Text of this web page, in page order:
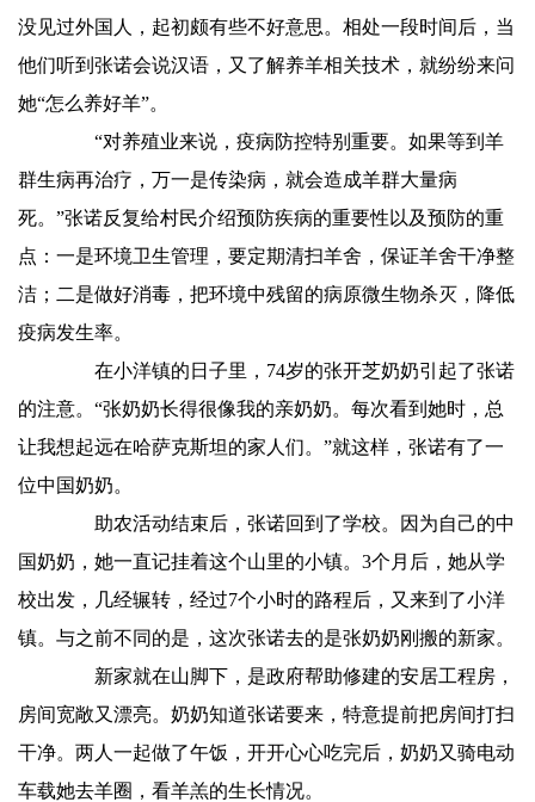
没见过外国人，起初颇有些不好意思。相处一段时间后，当
他们听到张诺会说汉语，又了解养羊相关技术，就纷纷来问
她“怎么养好羊”。
“对养殖业来说，疫病防控特别重要。如果等到羊
群生病再治疗，万一是传染病，就会造成羊群大量病
死。”张诺反复给村民介绍预防疾病的重要性以及预防的重
点：一是环境卫生管理，要定期清扫羊舍，保证羊舍干净整
洁；二是做好消毒，把环境中残留的病原微生物杀灭，降低
疫病发生率。
在小洋镇的日子里，74岁的张开芝奶奶引起了张诺
的注意。“张奶奶长得很像我的亲奶奶。每次看到她时，总
让我想起远在哈萨克斯坦的家人们。”就这样，张诺有了一
位中国奶奶。
助农活动结束后，张诺回到了学校。因为自己的中
国奶奶，她一直记挂着这个山里的小镇。3个月后，她从学
校出发，几经辗转，经过7个小时的路程后，又来到了小洋
镇。与之前不同的是，这次张诺去的是张奶奶刚搬的新家。
新家就在山脚下，是政府帮助修建的安居工程房，
房间宽敞又漂亮。奶奶知道张诺要来，特意提前把房间打扫
干净。两人一起做了午饭，开开心心吃完后，奶奶又骑电动
车载她去羊圈，看羊羔的生长情况。